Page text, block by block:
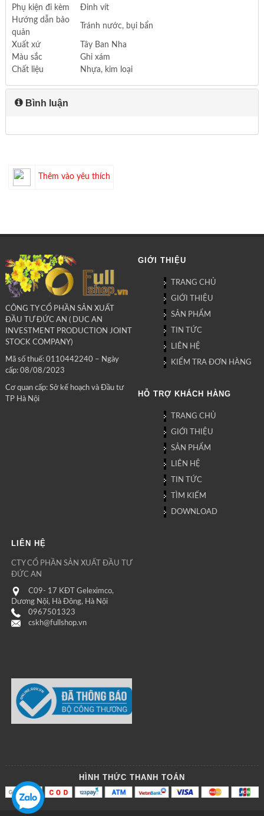
Phụ kiện đi kèm
Đinh vít
Hướng dẫn bảo
quản
Tránh nước, bụi bẩn
Xuất xứ
Tây Ban Nha
Màu sắc
Ghi xám
Chất liệu
Nhựa, kim loại
Bình luận
Thêm vào yêu thích
CÔNG TY CỔ PHẦN SẢN XUẤT
ĐẦU TƯ ĐỨC AN ( DUC AN
INVESTMENT PRODUCTION JOINT
STOCK COMPANY)
Mã số thuế: 0110442240 – Ngày
cấp: 08/08/2023
Cơ quan cấp: Sở kế hoạch và Đầu tư
TP Hà Nội
GIỚI THIỆU
TRANG CHỦ
GIỚI THIỆU
SẢN PHẨM
TIN TỨC
LIÊN HỆ
KIỂM TRA ĐƠN HÀNG
HỖ TRỢ KHÁCH HÀNG
TRANG CHỦ
GIỚI THIỆU
SẢN PHẨM
LIÊN HỆ
TIN TỨC
TÌM KIẾM
DOWNLOAD
LIÊN HỆ
CTY CỔ PHẦN SẢN XUẤT ĐẦU TƯ
ĐỨC AN
C09- 17 KĐT Geleximco,
Dương Nội, Hà Đông, Hà Nội
0967501323
cskh@fullshop.vn
HÌNH THỨC THANH TOÁN